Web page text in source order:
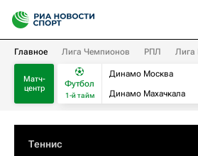
Главное Лига Чемпионов РПЛ Лига
Матч-
центр
Футбол
1-й тайм
Динамо Москва
Динамо Махачкала
Теннис